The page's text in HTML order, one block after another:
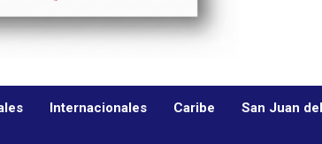
y Pueblo
la verdad que agradar con adulaciones
Internacionales Caribe San Juan